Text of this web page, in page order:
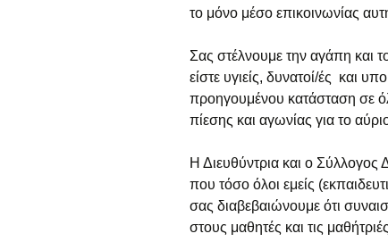
το μόνο μέσο επικοινωνίας
Σας στέλνουμε την αγάπη και
είστε υγιείς, δυνατοί/ές και
προηγουμένου κατάσταση σε
πίεσης και αγωνίας για το
Η Διευθύντρια και ο Σύλλογος
που τόσο όλοι εμείς
σας διαβεβαιώνουμε ότι
στους μαθητές και τις